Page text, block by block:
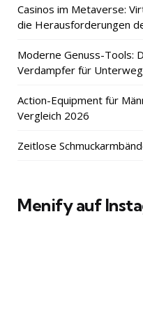
Casinos im Metaverse:
die Herausforderungen
Moderne Genuss-Tools:
Verdampfer für
Action-Equipment für
Vergleich 2026
Zeitlose
Menify auf